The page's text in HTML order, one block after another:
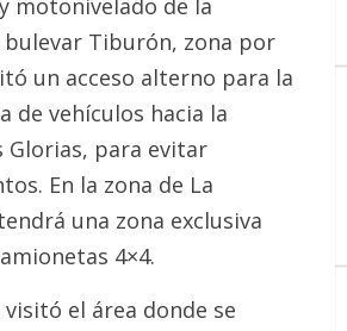
motonivelado de la
Tiburón, zona por
un acceso alterno para la
de vehículos hacia la
Glorias, para evitar
En la zona de La
una zona exclusiva
4×4.
el área donde se